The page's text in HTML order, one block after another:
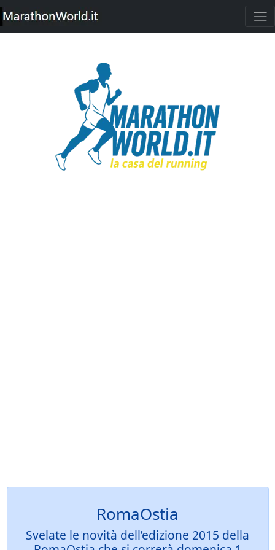
RomaOstia
Svelate le novità dell’edizione 2015 della